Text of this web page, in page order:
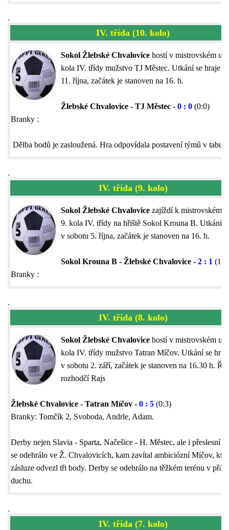
.
IV. třída (10. kolo)
Sokol Žlebské Chvalovice hostí v mistrovském
kola IV. třídy mužstvo TJ Městec. Utkání se hraje v
11. října, začátek je stanoven na 16. h.
Žlebské Chvalovice - TJ Městec - 0 : 0 (0:0)
Branky :
Dělba bodů je zasloužená. Hra odpovídala postavení týmů v
.
IV. třída (9. kolo)
Sokol Žlebské Chvalovice zajíždí k mistrovskému
9. kola IV. třídy na hřiště Sokol Krouna B. Utkání
v sobotu 5. října, začátek je stanoven na 16. h.
Sokol Krouna B - Žlebské Chvalovice - 2 : 1
Branky :
.
IV. třída (8. kolo)
Sokol Žlebské Chvalovice hostí v mistrovském
kola IV. třídy mužstvo Tatran Míčov. Utkání se
v sobotu 2. září, začátek je stanoven na 16.30 h.
rozhodčí Rajs
Žlebské Chvalovice - Tatran Míčov - 0 : 5 (0:3)
Branky: Tomčík 2, Svoboda, Andrle, Adam.
Derby nejen Slavia - Sparta, Načešice - H. Městec, ale i přeslesní
se odehrálo ve Ž. Chvalovicích, kam zavítal ambiciózní Míčov,
zásluze odvezl tři body. Derby se odehrálo na těžkém terénu v
duchu.
.
IV. třída (7. kolo)